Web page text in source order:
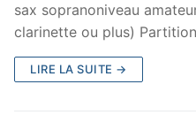
sax sopranoniveau
clarinette ou plus)
LIRE LA SUITE →